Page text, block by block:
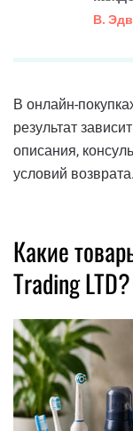
В.
В онлайн-
результат
описания,
условий возврата.
Какие
Trading LTD?